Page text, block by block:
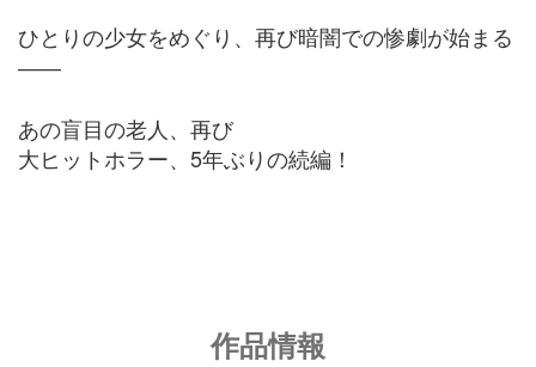
ひとりの少女をめぐり、再び暗闇での惨劇が始まる
――
あの盲目の老人、再び
大ヒットホラー、5年ぶりの続編！
作品情報